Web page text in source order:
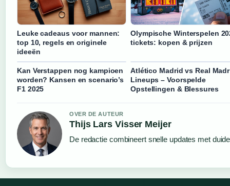
Leuke cadeaus voor mannen:
top 10, regels en originele
ideeën
Olympische Winterspelen
tickets: kopen & prijzen
Kan Verstappen nog kampioen
worden? Kansen en scenario’s
F1 2025
Atlético Madrid vs Real
Lineups – Voorspelde
Opstellingen & Blessures
OVER DE AUTEUR
Thijs Lars Visser Meijer
De redactie combineert snelle updates met